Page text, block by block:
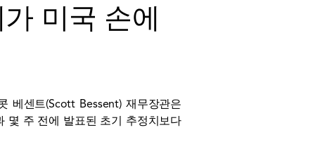
미국 손에
베센트(Scott Bessent) 재무장관은
몇 주 전에 발표된 초기 추정치보다